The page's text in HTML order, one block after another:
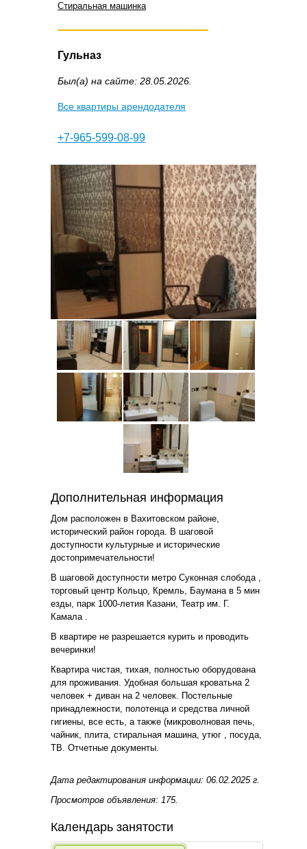
Стиральная машинка
Гульназ
Был(а) на сайте: 28.05.2026.
Все квартиры арендодателя
+7-965-599-08-99
Дополнительная информация
Дoм paспoлoжeн в Вахитовском районе,
иcтоpичeский рaйон гоpодa. В шаговой
дocтупности культуpные и иcтоpичeские
достопримечательности!
В шаговой доступности метро Суконная слобода ,
торговый центр Кольцо, Кремль, Баумана в 5 мин
езды, парк 1000-летия Казани, Театр им. Г.
Камала .
В квартире не разрешается курить и проводить
вечеринки!
Квартира чистая, тихая, полностью оборудована
для проживания. Удобная большая кроватьна 2
человек + диван на 2 человек. Постельные
принадлежности, полотенца и средства личной
гигиены, все есть, а также (микроволновая печь,
чайник, плита, стиральная машина, утюг , посуда,
ТВ. Отчетные документы.
Дата редактирования информации: 06.02.2025 г.
Просмотров объявления: 175.
Календарь занятости